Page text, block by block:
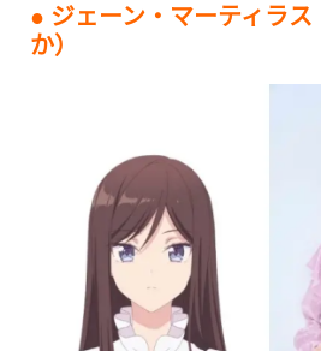
● ジェーン・マーティラ
か）